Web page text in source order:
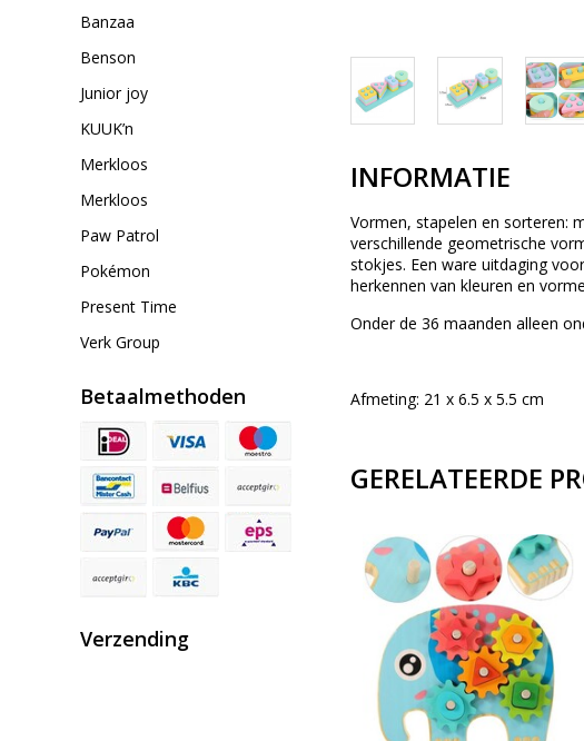
Banzaa
Benson
Junior joy
KUUK’n
Merkloos
Merkloos
Paw Patrol
Pokémon
Present Time
Verk Group
Betaalmethoden
Verzending
INFORMATIE
Vormen, stapelen en sorteren:
verschillende geometrische
stokjes. Een ware uitdaging
herkennen van kleuren en
Onder de 36 maanden alleen
Afmeting: 21 x 6.5 x 5.5 cm
GERELATEERDE